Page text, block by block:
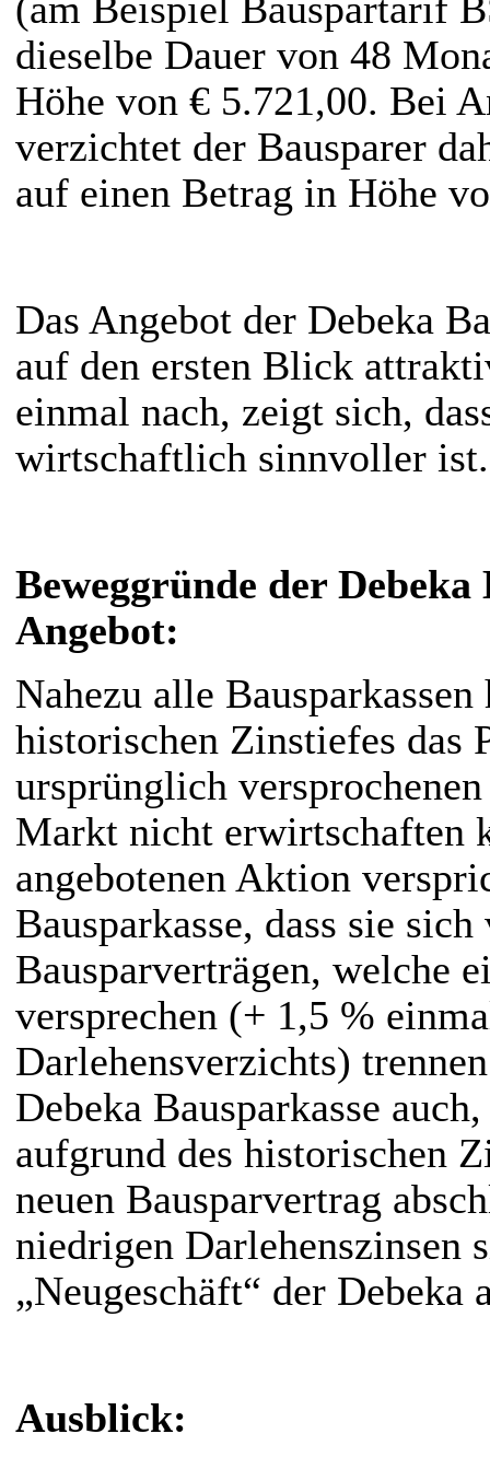
(am Beispiel Bauspartarif
dieselbe Dauer von 48
Höhe von € 5.721,00. Bei
verzichtet der Bausparer
auf einen Betrag in Höhe
Das Angebot der Debeka
auf den ersten Blick
einmal nach, zeigt sich,
wirtschaftlich sinnvoller ist.
Beweggründe der
Angebot:
Nahezu alle
historischen Zinstiefes das
ursprünglich
Markt nicht erwirtschaften
angebotenen Aktion
Bausparkasse, dass sie
Bausparverträgen, welche
versprechen (+ 1,5 %
Darlehensverzichts)
Debeka Bausparkasse
aufgrund des historischen
neuen Bausparvertrag
niedrigen Darlehenszinsen
„Neugeschäft“ der Debeka
Ausblick: